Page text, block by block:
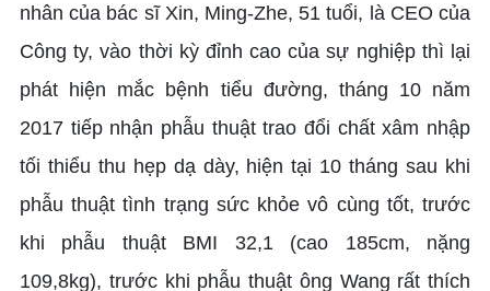
nhân của bác sĩ Xin, Ming-Zhe, 51 tuổi, là CEO của
Công ty, vào thời kỳ đỉnh cao của sự nghiệp thì lại
phát hiện mắc bệnh tiểu đường, tháng 10 năm
2017 tiếp nhận phẫu thuật trao đổi chất xâm nhập
tối thiểu thu hẹp dạ dày, hiện tại 10 tháng sau khi
phẫu thuật tình trạng sức khỏe vô cùng tốt, trước
khi phẫu thuật BMI 32,1 (cao 185cm, nặng
109,8kg), trước khi phẫu thuật ông Wang rất thích